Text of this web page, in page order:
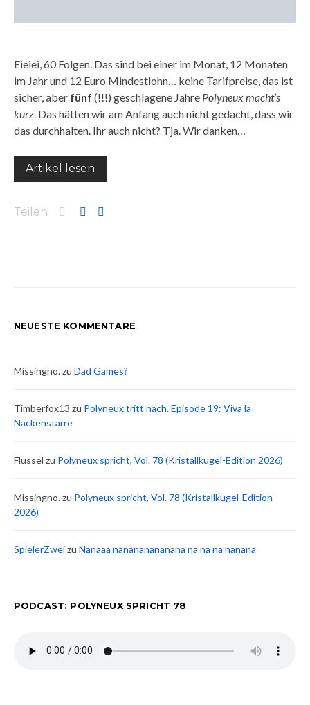
Eieiei, 60 Folgen. Das sind bei einer im Monat, 12 Monaten
im Jahr und 12 Euro Mindestlohn… keine Tarifpreise, das ist
sicher, aber fünf (!!!) geschlagene Jahre Polyneux macht’s
kurz . Das hätten wir am Anfang auch nicht gedacht, dass wir
das durchhalten. Ihr auch nicht? Tja. Wir danken…
Artikel lesen
Teilen
NEUESTE KOMMENTARE
Missingno.zu Dad Games?
Timberfox13 zu Polyneux tritt nach. Episode 19: Viva la
Nackenstarre
Flussel zu Polyneux spricht, Vol. 78 (Kristallkugel-Edition 2026)
Missingno.zu Polyneux spricht, Vol. 78 (Kristallkugel-Edition
2026)
SpielerZweizu Nanaaa nanananananana na na na nanana
PODCAST: POLYNEUX SPRICHT 78